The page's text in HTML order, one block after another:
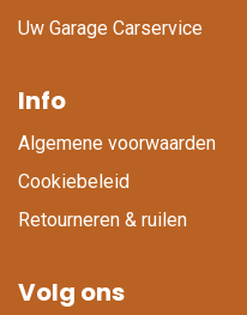
Uw Garage Carservice
Info
Algemene voorwaarden
Cookiebeleid
Retourneren & ruilen
Volg ons